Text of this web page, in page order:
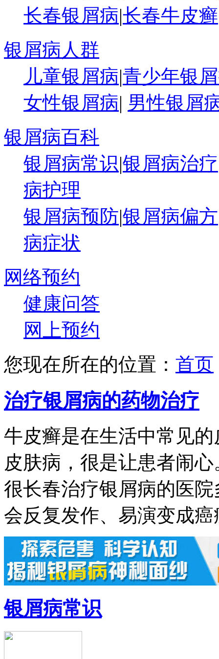
长春银屑病|长春牛皮癣
银屑病人群
儿童银屑病|青少年银
女性银屑病| 男性银屑
银屑病百科
银屑病常识|银屑病治疗
病护理
银屑病预防|银屑病偏方
病症状
网络预约
健康问答
网上预约
您现在所在的位置： 首页
治疗银屑病的药物治疗
牛皮癣是在生活中常见
皮肤病，很是让患者闹
很长春治疗银屑病的医
会反复发作、易演变成
银屑病常识